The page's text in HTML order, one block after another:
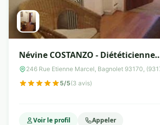
Névine COSTANZO - Diététicienne
Nutrionniste Bagnolet
246 Rue Etienne Marcel, Bagnolet 93170,
5/5(3 avis)
Voir le profil Appeler